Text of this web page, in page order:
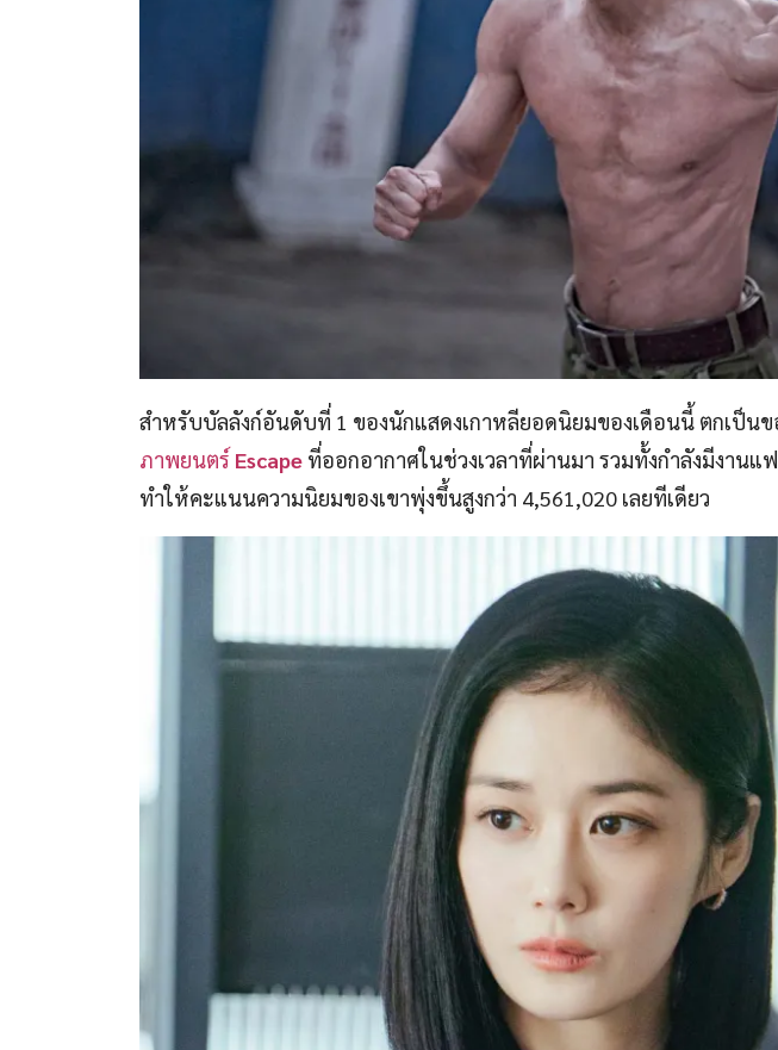
สำหรับบัลลังก์อันดับที่ 1 ของนักแสดงเกาหลียอดนิยมของเดือนนี้ ตกเป็
ภาพยนตร์ Escape ที่ออกอากาศในช่วงเวลาที่ผ่านมา รวมทั้งกำลังมีงาน
ทำให้คะแนนความนิยมของเขาพุ่งขึ้นสูงกว่า 4,561,020 เลยทีเดียว